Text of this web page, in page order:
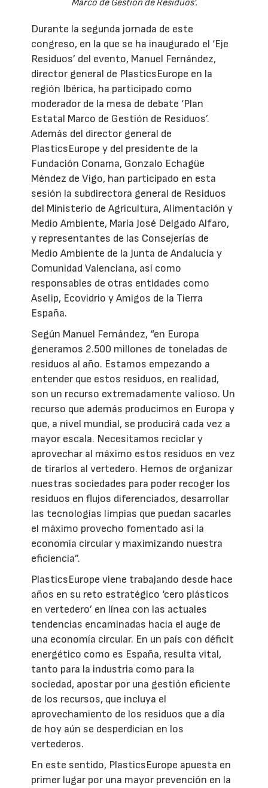
Marco de Gestión de Residuos’.
Durante la segunda jornada de este
congreso, en la que se ha inaugurado el ‘Eje
Residuos’ del evento, Manuel Fernández,
director general de PlasticsEurope en la
región Ibérica, ha participado como
moderador de la mesa de debate ‘Plan
Estatal Marco de Gestión de Residuos’.
Además del director general de
PlasticsEurope y del presidente de la
Fundación Conama, Gonzalo Echagüe
Méndez de Vigo, han participado en esta
sesión la subdirectora general de Residuos
del Ministerio de Agricultura, Alimentación y
Medio Ambiente, María José Delgado Alfaro,
y representantes de las Consejerías de
Medio Ambiente de la Junta de Andalucía y
Comunidad Valenciana, así como
responsables de otras entidades como
Aselip, Ecovidrio y Amigos de la Tierra
España.
Según Manuel Fernández, “en Europa
generamos 2.500 millones de toneladas de
residuos al año. Estamos empezando a
entender que estos residuos, en realidad,
son un recurso extremadamente valioso. Un
recurso que además producimos en Europa y
que, a nivel mundial, se producirá cada vez a
mayor escala. Necesitamos reciclar y
aprovechar al máximo estos residuos en vez
de tirarlos al vertedero. Hemos de organizar
nuestras sociedades para poder recoger los
residuos en flujos diferenciados, desarrollar
las tecnologías limpias que puedan sacarles
el máximo provecho fomentado así la
economía circular y maximizando nuestra
eficiencia”.
PlasticsEurope viene trabajando desde hace
años en su reto estratégico ‘cero plásticos
en vertedero’ en línea con las actuales
tendencias encaminadas hacia el auge de
una economía circular. En un país con déficit
energético como es España, resulta vital,
tanto para la industria como para la
sociedad, apostar por una gestión eficiente
de los recursos, que incluya el
aprovechamiento de los residuos que a día
de hoy aún se desperdician en los
vertederos.
En este sentido, PlasticsEurope apuesta en
primer lugar por una mayor prevención en la